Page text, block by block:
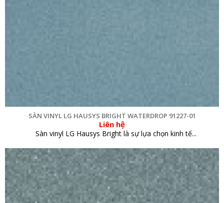
SÀN VINYL LG HAUSYS BRIGHT WATERDROP 91227-01
Liên hệ
Sàn vinyl LG Hausys Bright là sự lựa chọn kinh tế...